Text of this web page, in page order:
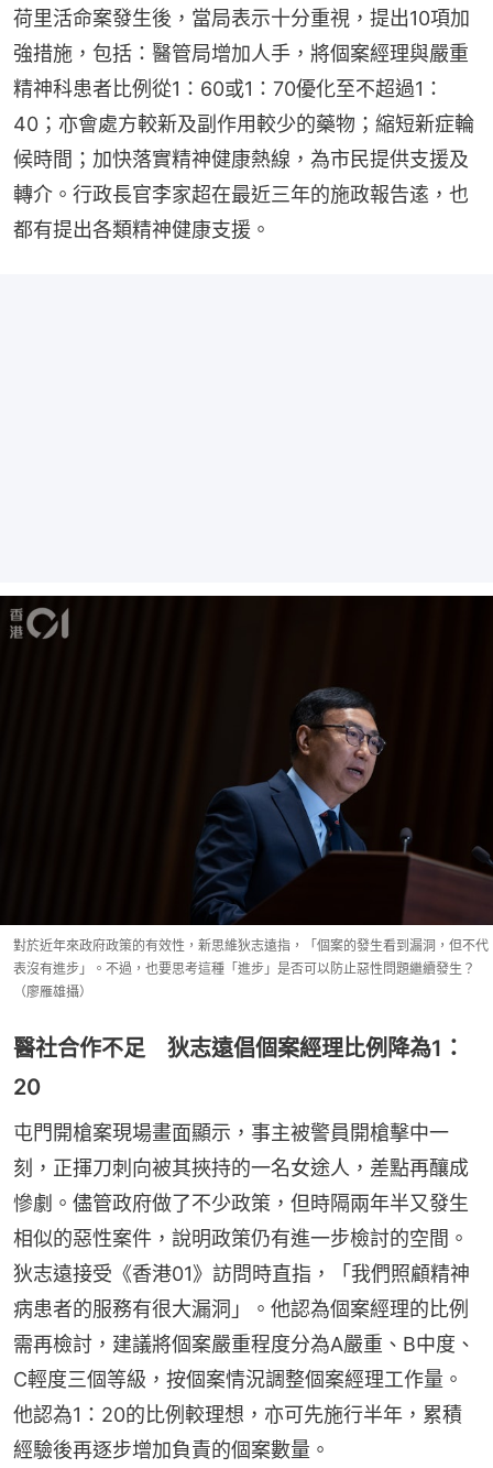
荷里活命案發生後，當局表示十分重視，提出10項加
強措施，包括：醫管局增加人手，將個案經理與嚴重
精神科患者比例從1：60或1：70優化至不超過1：
40；亦會處方較新及副作用較少的藥物；縮短新症輪
候時間；加快落實精神健康熱線，為市民提供支援及
轉介。行政長官李家超在最近三年的施政報告逺，也
都有提出各類精神健康支援。
對於近年來政府政策的有效性，新思維狄志遠指，「個案的發生看到漏洞，但不代
表沒有進步」。不過，也要思考這種「進步」是否可以防止惡性問題繼續發生？
（廖雁雄攝）
醫社合作不足 狄志遠倡個案經理比例降為1：
20
屯門開槍案現場畫面顯示，事主被警員開槍擊中一
刻，正揮刀刺向被其挾持的一名女途人，差點再釀成
慘劇。儘管政府做了不少政策，但時隔兩年半又發生
相似的惡性案件，說明政策仍有進一步檢討的空間。
狄志遠接受《香港01》訪問時直指，「我們照顧精神
病患者的服務有很大漏洞」。他認為個案經理的比例
需再檢討，建議將個案嚴重程度分為A嚴重、B中度、
C輕度三個等級，按個案情況調整個案經理工作量。
他認為1：20的比例較理想，亦可先施行半年，累積
經驗後再逐步增加負責的個案數量。